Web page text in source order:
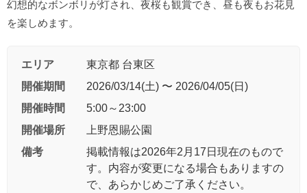
幻想的なボンボリが灯され、夜桜も観賞でき、昼も夜もお花見
を楽しめます。
エリア
東京都 台東区
開催期間
2026/03/14(土) 〜 2026/04/05(日)
開催時間
5:00～23:00
開催場所
上野恩賜公園
備考
掲載情報は2026年2月17日現在のもので
す。内容が変更になる場合もありますの
で、あらかじめご了承ください。